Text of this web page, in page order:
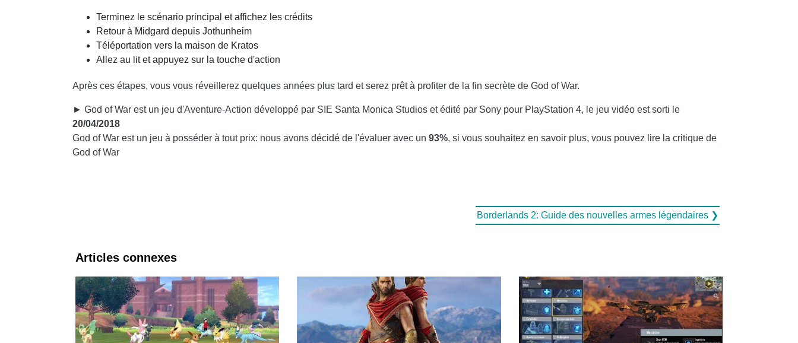
Terminez le scénario principal et affichez les crédits
Retour à Midgard depuis Jothunheim
Téléportation vers la maison de Kratos
Allez au lit et appuyez sur la touche d'action
Après ces étapes, vous vous réveillerez quelques années plus tard et serez prêt à profiter de la fin secrète de God of War.
► God of War est un jeu d'Aventure-Action développé par SIE Santa Monica Studios et édité par Sony pour PlayStation 4, le jeu vidéo est sorti le
20/04/2018
God of War est un jeu à posséder à tout prix: nous avons décidé de l'évaluer avec un 93%, si vous souhaitez en savoir plus, vous pouvez lire la critique de
God of War
Borderlands 2: Guide des nouvelles armes légendaires ❯
Articles connexes